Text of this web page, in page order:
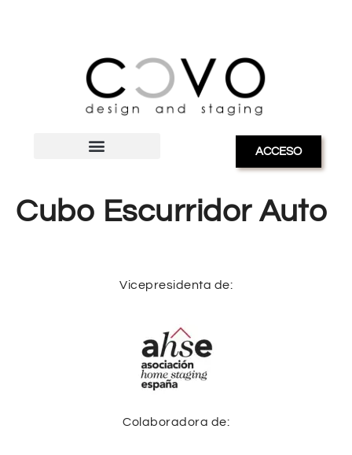
ACCESO
Cubo Escurridor Auto
Vicepresidenta de:
Colaboradora de: